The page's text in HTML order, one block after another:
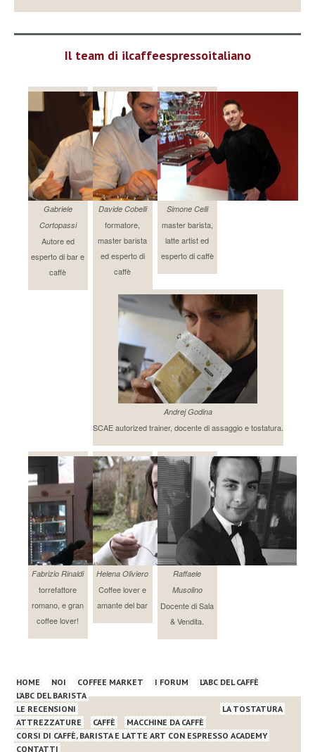
Il team di ilcaffeespressoitaliano
Gabriele
Cortopassi
Autore ed
esperto di bar e
caffè
Davide Cobelli
formatore,
master barista
ed esperto di
caffè
Simone Celli
master barista,
latte artist ed
esperto di caffè
Andrej Godina
SCAE autorized trainer, docente di assaggio e tostatura.
Fabrizio Rinaldi
torrefattore
romano, e gran
coffee lover!
Helena Oliviero
Coffee lover e
amante del bar
Raffaele
Musolino
Docente di Sala
& Vendita.
HOME NOI COFFEE MARKET I FORUM
L’ABC DEL CAFFÈ
L’ABC DEL BARISTA
LE RECENSIONI
ATTREZZATURE
CAFFÈ MACCHINE DA CAFFÈ
LA TOSTATURA
CORSI DI CAFFÈ, BARISTA E LATTE ART CON ESPRESSO ACADEMY
CONTATTI